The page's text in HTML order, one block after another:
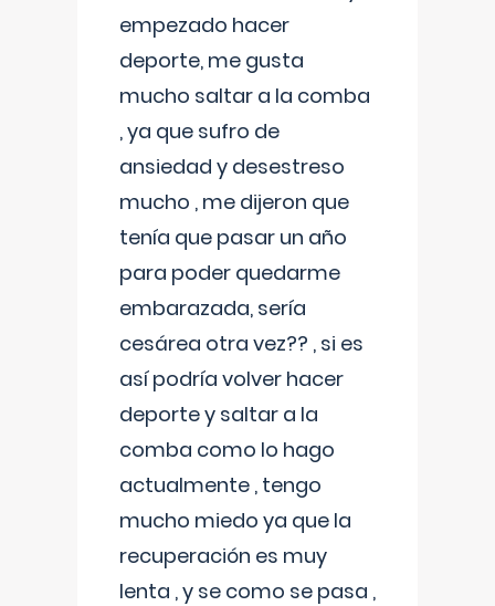
empezado hacer
deporte, me gusta
mucho saltar a la comba
, ya que sufro de
ansiedad y desestreso
mucho , me dijeron que
tenía que pasar un año
para poder quedarme
embarazada, sería
cesárea otra vez?? , si es
así podría volver hacer
deporte y saltar a la
comba como lo hago
actualmente , tengo
mucho miedo ya que la
recuperación es muy
lenta , y se como se pasa ,